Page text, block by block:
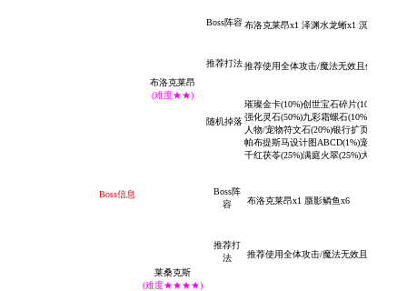
Boss信息
布洛克莱昂
(难度★★)
Boss阵容 布洛克莱昂x1 泽渊水龙蜥x1 溟波水龙蜥
推荐打法 推荐使用全体攻击/魔法无效且使用群体
随机掉落
璀璨金卡(10%)创世宝石碎片(10%)大地/
强化灵石(50%)九彩霜螺石(10%)阿尔卡
人物/宠物符文石(20%)银行扩页卡
帕布提斯马设计图ABCD(1%)宠物洗档/
千红茯苓(25%)满庭火翠(25%)大地/火焰
莱桑克斯
(难度★★★★)
Boss阵
容
布洛克莱昂x1 蜃影鳞鱼x6
推荐打
法
推荐使用全体攻击/魔法无效且使用群体